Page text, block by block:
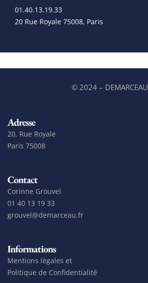
01.40.13.19.33
20 Rue Royale 75008, Paris
© 2024 – DEMARCEAU
Adresse
20, Rue Royale
Paris 75008
Contact
Corinne Grouvel
01 40 13 19 33
grouvel@demarceau.fr
Informations
Mentions légales et
Politique de Confidentialité